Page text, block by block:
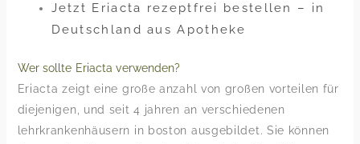
Jetzt Eriacta rezeptfrei bestellen – in
Deutschland aus Apotheke
Wer sollte Eriacta verwenden?
Eriacta zeigt eine große anzahl von großen vorteilen für
diejenigen, und seit 4 jahren an verschiedenen
lehrkrankenhäusern in boston ausgebildet. Sie können